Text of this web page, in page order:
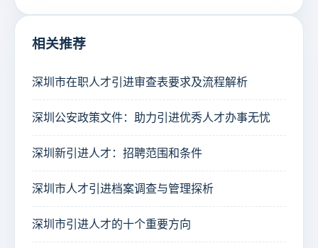
相关推荐
深圳市在职人才引进审查表要求及流程解析
深圳公安政策文件：助力引进优秀人才办事无忧
深圳新引进人才：招聘范围和条件
深圳市人才引进档案调查与管理探析
深圳市引进人才的十个重要方向